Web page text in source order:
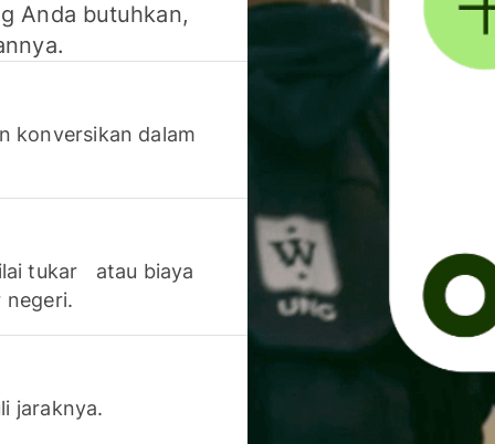
Anda butuhkan,
konversikan dalam
tukar atau biaya
negeri.
jaraknya.